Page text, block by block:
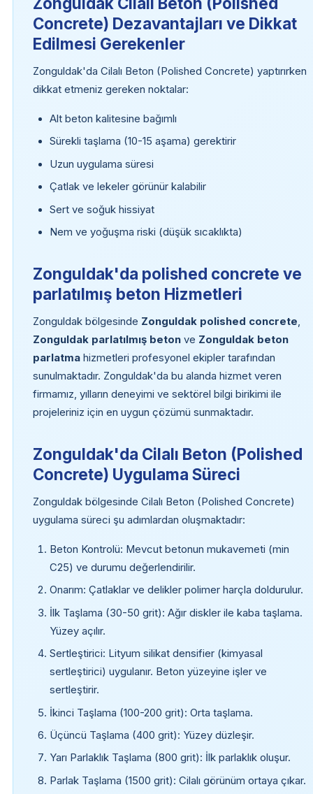
Concrete) Dezavantajları ve Dikkat
Edilmesi Gerekenler
Zonguldak'da Cilalı Beton (Polished Concrete) yaptırırken
dikkat etmeniz gereken noktalar:
Alt beton kalitesine bağımlı
Sürekli taşlama (10-15 aşama) gerektirir
Uzun uygulama süresi
Çatlak ve lekeler görünür kalabilir
Sert ve soğuk hissiyat
Nem ve yoğuşma riski (düşük sıcaklıkta)
Zonguldak'da polished concrete ve
parlatılmış beton Hizmetleri
Zonguldak bölgesinde Zonguldak polished concrete,
Zonguldak parlatılmış betonve Zonguldak beton
parlatmahizmetleri profesyonel ekipler tarafından
sunulmaktadır. Zonguldak'da bu alanda hizmet veren
firmamız, yılların deneyimi ve sektörel bilgi birikimi ile
projeleriniz için en uygun çözümü sunmaktadır.
Zonguldak'da Cilalı Beton (Polished
Concrete) Uygulama Süreci
Zonguldak bölgesinde Cilalı Beton (Polished Concrete)
uygulama süreci şu adımlardan oluşmaktadır:
Beton Kontrolü: Mevcut betonun mukavemeti (min
C25) ve durumu değerlendirilir.
Onarım: Çatlaklar ve delikler polimer harçla doldurulur.
İlk Taşlama (30-50 grit): Ağır diskler ile kaba taşlama.
Yüzey açılır.
Sertleştirici: Lityum silikat densifier (kimyasal
sertleştirici) uygulanır. Beton yüzeyine işler ve
sertleştirir.
İkinci Taşlama (100-200 grit): Orta taşlama.
Üçüncü Taşlama (400 grit): Yüzey düzleşir.
Yarı Parlaklık Taşlama (800 grit): İlk parlaklık oluşur.
Parlak Taşlama (1500 grit): Cilalı görünüm ortaya çıkar.